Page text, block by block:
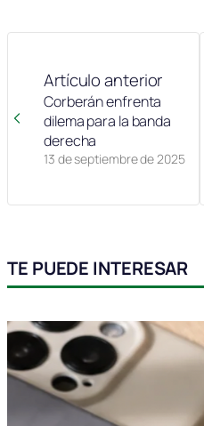
Artículo anterior
13 de septiembre de 2025
Corberán enfrenta
dilema para la banda
derecha
TE PUEDE INTERESAR